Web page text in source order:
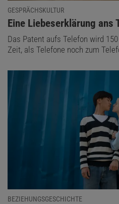
GESPRÄCHSKULTUR
:
Eine Liebeserklärung ans
Das Patent aufs Telefon wird
Zeit, als Telefone noch zum
BEZIEHUNGSGESCHICHTE